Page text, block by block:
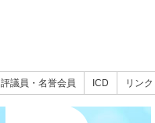
議員・名誉会員 ICD リンク